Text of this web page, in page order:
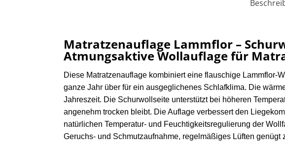
Matratzenauflage Lammflor –
Atmungsaktive Wollauflage für
Diese Matratzenauflage kombiniert eine flauschige Lammflor-
ganze Jahr über für ein ausgeglichenes Schlafklima. Die
Jahreszeit. Die Schurwollseite unterstützt bei höheren
angenehm trocken bleibt. Die Auflage verbessert den
natürlichen Temperatur- und Feuchtigkeitsregulierung der
Geruchs- und Schmutzaufnahme, regelmäßiges Lüften